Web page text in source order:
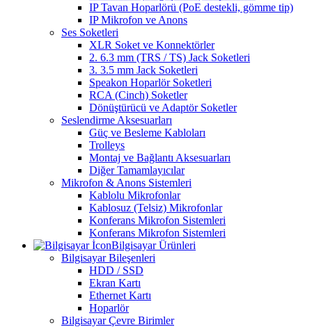
IP Tavan Hoparlörü (PoE destekli, gömme tip)
IP Mikrofon ve Anons
Ses Soketleri
XLR Soket ve Konnektörler
2. 6.3 mm (TRS / TS) Jack Soketleri
3. 3.5 mm Jack Soketleri
Speakon Hoparlör Soketleri
RCA (Cinch) Soketler
Dönüştürücü ve Adaptör Soketler
Seslendirme Aksesuarları
Güç ve Besleme Kabloları
Trolleys
Montaj ve Bağlantı Aksesuarları
Diğer Tamamlayıcılar
Mikrofon & Anons Sistemleri
Kablolu Mikrofonlar
Kablosuz (Telsiz) Mikrofonlar
Konferans Mikrofon Sistemleri
Konferans Mikrofon Sistemleri
Bilgisayar Ürünleri
Bilgisayar Bileşenleri
HDD / SSD
Ekran Kartı
Ethernet Kartı
Hoparlör
Bilgisayar Çevre Birimler